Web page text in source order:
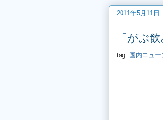
2011年5月11日
「がぶ
tag: 国内ニュー